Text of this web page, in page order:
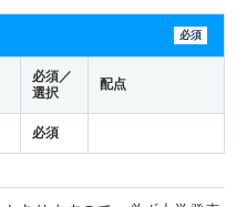
必須
必須／
選択
配点
必須